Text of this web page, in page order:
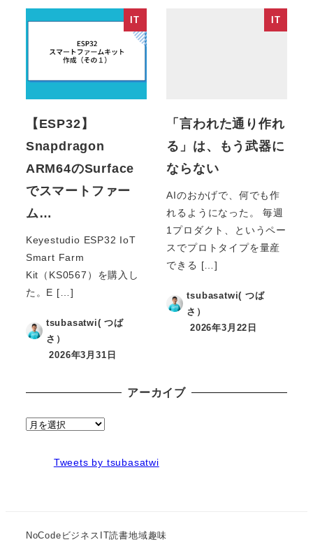
IT
【ESP32】
Snapdragon
ARM64のSurface
でスマートファー
ム…
Keyestudio ESP32 IoT
Smart Farm
Kit（KS0567）を購入し
た。E […]
tsubasatwi( つば
さ）
2026年3月31日
IT
「言われた通り作れ
る」は、もう武器に
ならない
AIのおかげで、何でも作
れるようになった。 毎週
1プロダクト、というペー
スでプロトタイプを量産
できる […]
tsubasatwi( つば
さ）
2026年3月22日
アーカイブ
ア
Tweets by tsubasatwi
NoCode ビジネス IT読書地域趣味